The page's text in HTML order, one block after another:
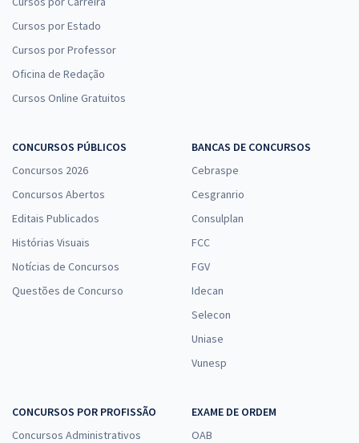
Cursos por Estado
Cursos por Professor
Oficina de Redação
Cursos Online Gratuitos
CONCURSOS PÚBLICOS
Concursos 2026
Concursos Abertos
Editais Publicados
Histórias Visuais
Notícias de Concursos
Questões de Concurso
BANCAS DE CONCURSOS
Cebraspe
Cesgranrio
Consulplan
FCC
FGV
Idecan
Selecon
Uniase
Vunesp
CONCURSOS POR PROFISSÃO
Concursos Administrativos
EXAME DE ORDEM
OAB